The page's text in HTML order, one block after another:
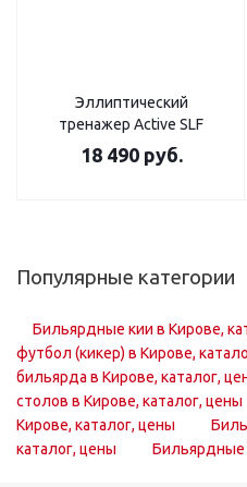
Эллиптический
тренажер Active SLF
18 490руб.
Популярные категории
Бильярдные кии в Кирове,
футбол (кикер) в Кирове,
бильярда в Кирове, каталог,
столов в Кирове, каталог, цены
Кирове, каталог, цены
каталог, цены
Бильярдные